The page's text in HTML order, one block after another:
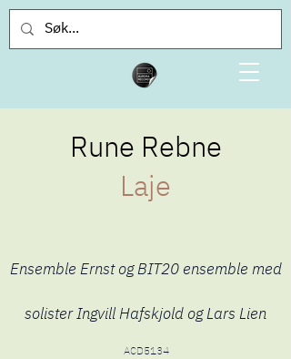
Rune Rebne
Laje
Ensemble Ernst og BIT20 ensemble med
solister Ingvill Hafskjold og Lars Lien
ACD5134